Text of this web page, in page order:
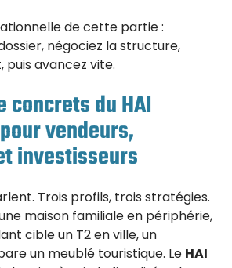
de cette partie :
négociez la structure,
puis avancez vite.
concrets du HAI
vendeurs,
investisseurs
Trois profils, trois stratégies.
maison familiale en périphérie,
cible un T2 en ville, un
un meublé touristique. Le HAI